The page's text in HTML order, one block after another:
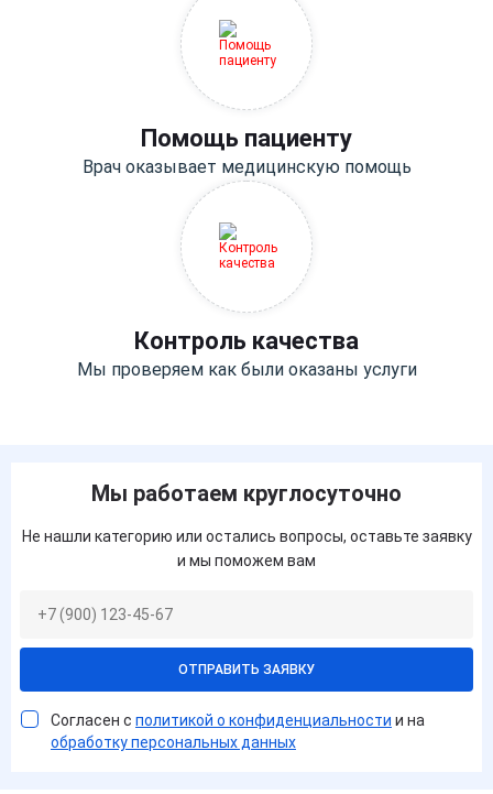
Помощь пациенту
Врач оказывает медицинскую помощь
Контроль качества
Мы проверяем как были оказаны услуги
Мы работаем круглосуточно
Не нашли категорию или остались вопросы, оставьте заявку
и мы поможем вам
ОТПРАВИТЬ ЗАЯВКУ
Согласен с политикой о конфиденциальности и на
обработку персональных данных